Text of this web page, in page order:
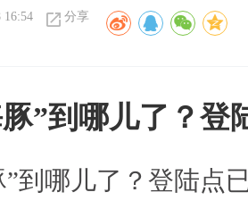
16:54 分享
”到哪儿了？登
”到哪儿了？登陆点